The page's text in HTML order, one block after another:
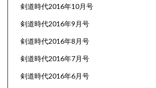
剣道時代2016年10月号
剣道時代2016年9月号
剣道時代2016年8月号
剣道時代2016年7月号
剣道時代2016年6月号